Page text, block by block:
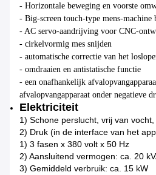
- Horizontale beweging en voorste
- Big-screen touch-type mens-machine
- AC servo-aandrijving voor CNC-
- cirkelvormig mes snijden
- automatische correctie van het
- omdraaien en antistatische functie
- een onafhankelijk
afvalopvangapparaat onder negatieve
Elektriciteit
1) Schone perslucht, vrij van
2) Druk (in de interface van het
1) 3 fasen x 380 volt x 50 Hz
2) Aansluitend vermogen: ca. 20
3) Gemiddeld verbruik: ca. 15 kW